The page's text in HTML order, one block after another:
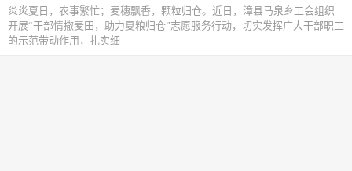
炎炎夏日，农事繁忙；麦穗飘香，颗粒归仓。近日，漳县马泉乡工会组织
开展“干部情撒麦田，助力夏粮归仓”志愿服务行动，切实发挥广大干部职工
的示范带动作用，扎实细